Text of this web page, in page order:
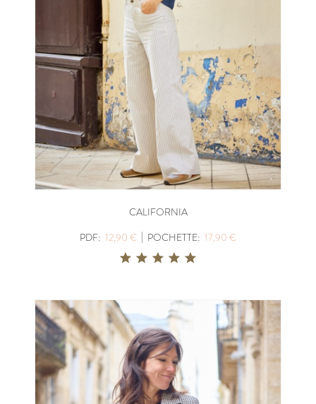
CALIFORNIA
PDF: 12,90 € | POCHETTE: 17,90 €